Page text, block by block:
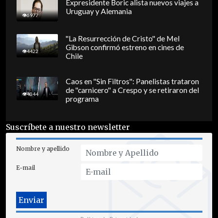
6977
Expresidente Boric alista nuevos viajes a
Uruguay y Alemania
4422
"La Resurrección de Cristo" de Mel
Gibson confirmó estreno en cines de
Chile
4044
Caos en "Sin Filtros": Panelistas trataron
de "carnicero" a Crespo y se retiraron del
programa
Suscríbete a nuestro newsletter
Nombre y apellido
E-mail